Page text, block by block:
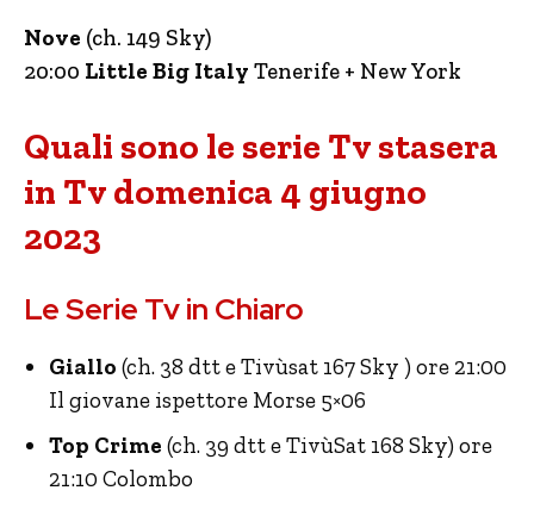
Nove (ch. 149 Sky)
20:00 Little Big Italy Tenerife + New York
Quali sono le serie Tv stasera
in Tv domenica 4 giugno
2023
Le Serie Tv in Chiaro
Giallo (ch. 38 dtt e Tivùsat 167 Sky ) ore 21:00
Il giovane ispettore Morse 5×06
Top Crime (ch. 39 dtt e TivùSat 168 Sky) ore
21:10 Colombo